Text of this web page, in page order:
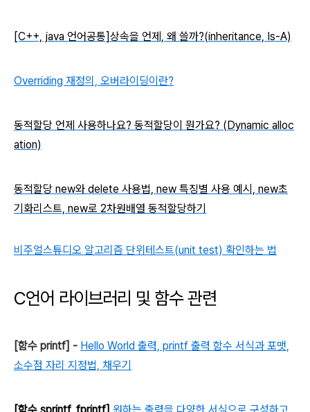
[C++, java 언어공통]상속을 언제, 왜 쓸까?(inheritance, Is-A)
Overriding 재정의, 오버라이딩이란?
동적할당 언제 사용하나요? 동적할당이 뭔가요? (Dynamic alloc
ation)
동적할당 new와 delete 사용법, new 특징별 사용 예시, new초
기화리스트, new로 2차원배열 동적할당하기
비주얼스튜디오 알고리즘 단위테스트(unit test) 확인하는 법
C언어 라이브러리 및 함수 관련
[함수 printf] - Hello World 출력, printf 출력 함수 서식과 포맷,
소수점 자리 지정법, 채우기